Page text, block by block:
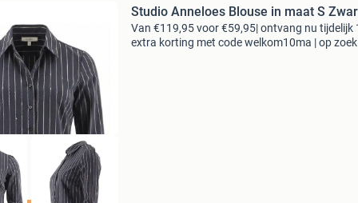
Studio Anneloes Blouse in maat S
Van €119,95 voor €59,95| ontvang nu tijdelijk
extra korting met code welkom10ma | op